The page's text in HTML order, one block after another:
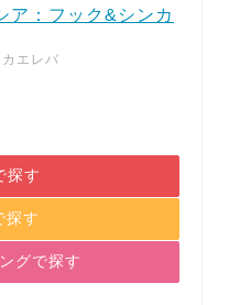
ア：フック&シンカ
カエレバ
探す
探す
グで探す